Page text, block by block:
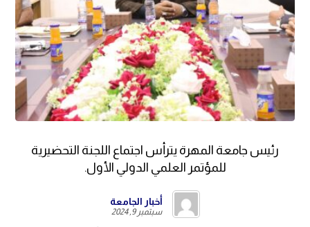
رئيس جامعة المهرة يترأس اجتماع اللجنة التحضيرية
للمؤتمر العلمي الدولي الأول.
أخبار الجامعة
سبتمبر 9, 2024